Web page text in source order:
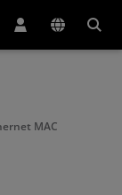
MAC